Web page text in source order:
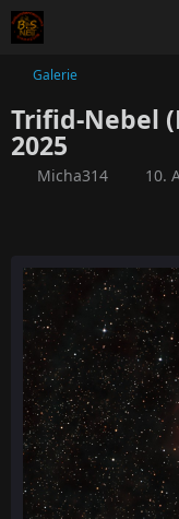
Galerie
Trifid-Nebel
2025
Micha314 10.